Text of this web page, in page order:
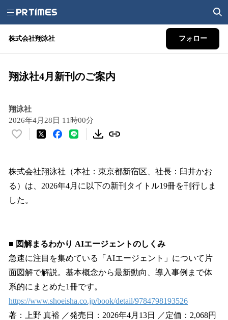
株式会社翔泳社 フォロー
翔泳社4月新刊のご案内
翔泳社
2026年4月28日 11時00分
い
！
数
を
読
中
で
す
株式会社翔泳社（本社：東京都新宿区、社長：臼井かお
る）は、2026年4月に以下の新刊タイトル19冊を刊行しま
した。
■ 図解まるわかり AIエージェントのしくみ
急速に注目を集めている「AIエージェント」について片
面図解で解説。基本概念から最新動向、導入事例まで体
系的にまとめた1冊です。
https://www.shoeisha.co.jp/book/detail/9784798193526
著：上野 真裕 ／発売日：2026年4月13日 ／定価：2,068円